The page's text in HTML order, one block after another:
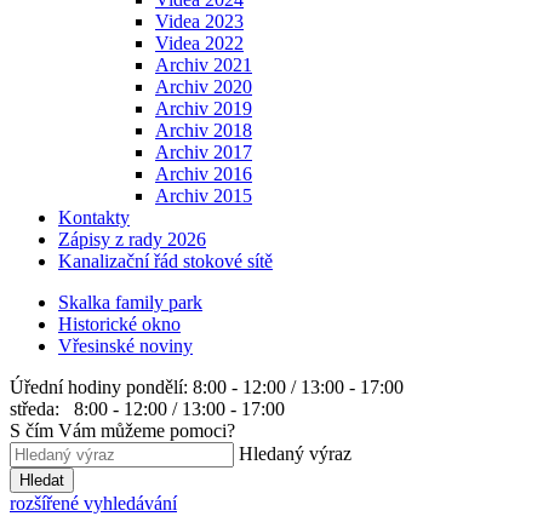
Videa 2023
Videa 2022
Archiv 2021
Archiv 2020
Archiv 2019
Archiv 2018
Archiv 2017
Archiv 2016
Archiv 2015
Kontakty
Zápisy z rady 2026
Kanalizační řád stokové sítě
Skalka family park
Historické okno
Vřesinské noviny
Úřední hodiny pondělí: 8:00 - 12:00 / 13:00 - 17:00
středa: 8:00 - 12:00 / 13:00 - 17:00
S čím Vám můžeme pomoci?
Hledaný výraz
Hledat
rozšířené vyhledávání